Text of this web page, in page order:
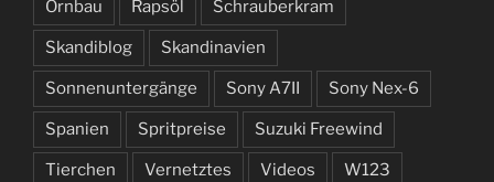
Ornbau Rapsöl Schrauberkram
Skandiblog Skandinavien
Sonnenuntergänge Sony A7II Sony Nex-6
Spanien Spritpreise Suzuki Freewind
Tierchen Vernetztes Videos W123